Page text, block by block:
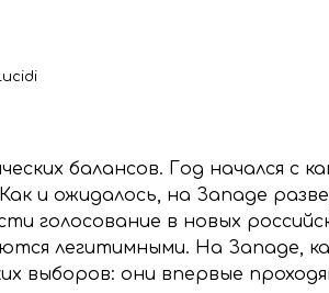
балансов. Год начался с
и ожидалось, на Западе
голосование в новых
легитимными. На Западе,
выборов: они впервые